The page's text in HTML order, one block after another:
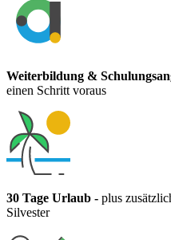
Weiterbildung &
einen Schritt voraus
30 Tage Urlaub - plus
Silvester